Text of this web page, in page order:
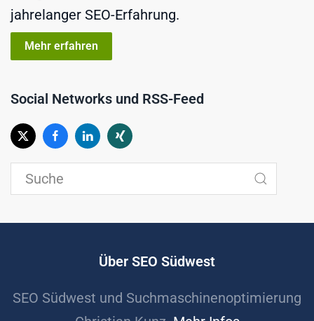
jahrelanger SEO-Erfahrung.
Mehr erfahren
Social Networks und RSS-Feed
Über SEO Südwest
SEO Südwest und Suchmaschinenoptimierung